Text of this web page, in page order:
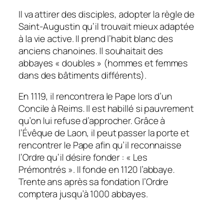
Il va attirer des disciples, adopter la règle de
Saint-Augustin qu’il trouvait mieux adaptée
à la vie active. Il prend l’habit blanc des
anciens chanoines. Il souhaitait des
abbayes « doubles » (hommes et femmes
dans des bâtiments différents).
En 1119, il rencontrera le Pape lors d’un
Concile à Reims. Il est habillé si pauvrement
qu’on lui refuse d’approcher. Grâce à
l’Évêque de Laon, il peut passer la porte et
rencontrer le Pape afin qu’il reconnaisse
l’Ordre qu’il désire fonder : « Les
Prémontrés ». Il fonde en 1120 l’abbaye.
Trente ans après sa fondation l’Ordre
comptera jusqu’à 1000 abbayes.